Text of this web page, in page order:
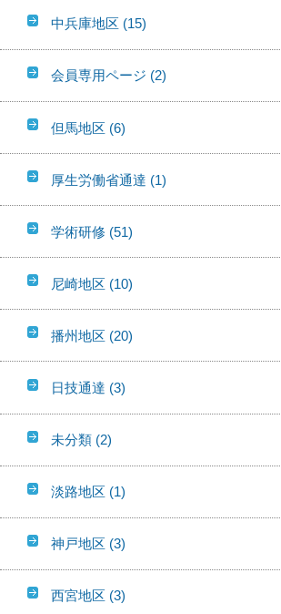
中兵庫地区 (15)
会員専用ページ (2)
但馬地区 (6)
厚生労働省通達 (1)
学術研修 (51)
尼崎地区 (10)
播州地区 (20)
日技通達 (3)
未分類 (2)
淡路地区 (1)
神戸地区 (3)
西宮地区 (3)